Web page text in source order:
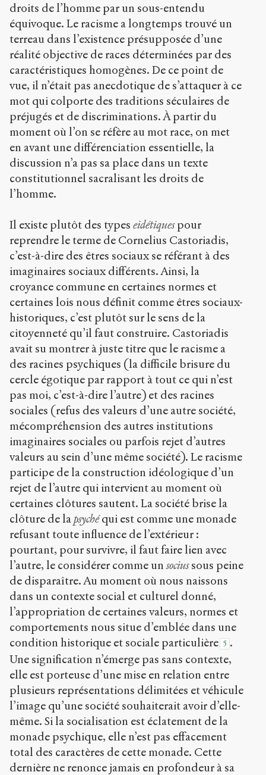
droits de l’homme par un sous-entendu
équivoque. Le racisme a longtemps trouvé un
terreau dans l’existence présupposée d’une
réalité objective de races déterminées par des
caractéristiques homogènes. De ce point de
vue, il n’était pas anecdotique de s’attaquer à ce
mot qui colporte des traditions séculaires de
préjugés et de discriminations. À partir du
moment où l’on se réfère au mot race, on met
en avant une différenciation essentielle, la
discussion n’a pas sa place dans un texte
constitutionnel sacralisant les droits de
l’homme.
Il existe plutôt des types eidétiquespour
reprendre le terme de Cornelius Castoriadis,
c’est-à-dire des êtres sociaux se référant à des
imaginaires sociaux différents. Ainsi, la
croyance commune en certaines normes et
certaines lois nous définit comme êtres sociaux-
historiques, c’est plutôt sur le sens de la
citoyenneté qu’il faut construire. Castoriadis
avait su montrer à juste titre que le racisme a
des racines psychiques (la difficile brisure du
cercle égotique par rapport à tout ce qui n’est
pas moi, c’est-à-dire l’autre) et des racines
sociales (refus des valeurs d’une autre société,
mécompréhension des autres institutions
imaginaires sociales ou parfois rejet d’autres
valeurs au sein d’une même société). Le racisme
participe de la construction idéologique d’un
rejet de l’autre qui intervient au moment où
certaines clôtures sautent. La société brise la
clôture de lapsychéqui est comme une monade
refusant toute influence de l’extérieur :
pourtant, pour survivre, il faut faire lien avec
l’autre, le considérer comme unsociussous peine
de disparaître. Au moment où nous naissons
dans un contexte social et culturel donné,
l’appropriation de certaines valeurs, normes et
comportements nous situe d’emblée dans une
condition historique et sociale particulière 5 .
Une signification n’émerge pas sans contexte,
elle est porteuse d’une mise en relation entre
plusieurs représentations délimitées et véhicule
l’image qu’une société souhaiterait avoir d’elle-
même. Si la socialisation est éclatement de la
monade psychique, elle n’est pas effacement
total des caractères de cette monade. Cette
dernière ne renonce jamais en profondeur à sa